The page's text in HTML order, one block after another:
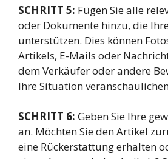
SCHRITT 5: Fügen Sie alle
oder Dokumente hinzu, die
unterstützen. Dies können
Artikels, E-Mails oder
dem Verkäufer oder andere
Ihre Situation
SCHRITT 6: Geben Sie Ihre
an. Möchten Sie den Artikel
eine Rückerstattung erhalten